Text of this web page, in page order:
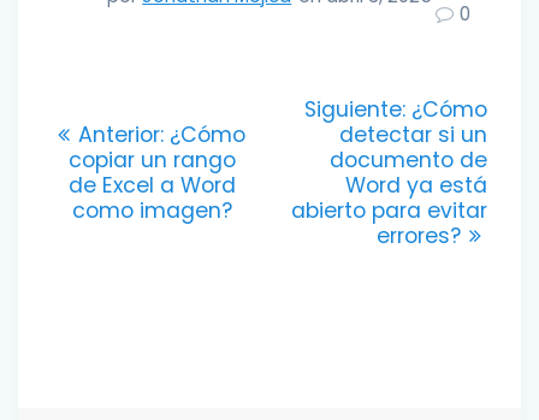
0
de
entradas
Anterior: Entrada
anterior:
¿Cómo
copiar un rango
de Excel a Word
como imagen?
Siguiente: Entrada
siguiente:
¿Cómo
detectar si un
documento de
Word ya está
abierto para evitar
errores?